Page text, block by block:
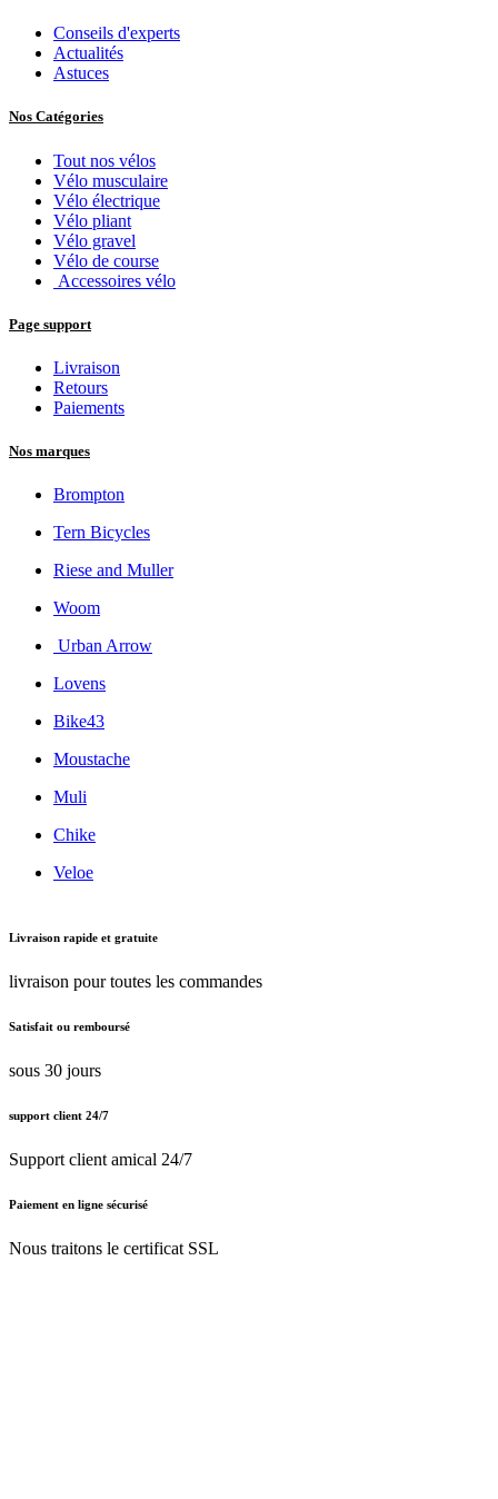
Conseils d'experts
Actualités
Astuces
Nos Catégories
Tout nos vélos
Vélo musculaire
Vélo électrique
Vélo pliant
Vélo gravel
Vélo de course
Accessoires vélo
Page support
Livraison
Retours
Paiements
Nos marques
Brompton
Tern Bicycles
Riese and Muller
Woom
Urban Arrow
Lovens
Bike43
Moustache
Muli
Chike
Veloe
Livraison rapide et gratuite
livraison pour toutes les commandes
Satisfait ou remboursé
sous 30 jours
support client 24/7
Support client amical 24/7
Paiement en ligne sécurisé
Nous traitons le certificat SSL